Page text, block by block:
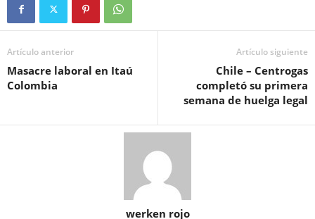
Artículo anterior
Masacre laboral en Itaú
Colombia
Artículo siguiente
Chile – Centrogas
completó su primera
semana de huelga legal
werken rojo